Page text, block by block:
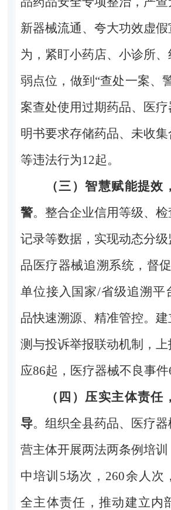
新器械流通、夸大功效虚
为，紧盯小药店、小诊所
弱点位，做到“查处一案、
案查处使用过期药品、医
明书要求存储药品、未收
等违法行为12起。
（三）智慧赋能提效
警。整合企业信用等级、
记录等数据，实现动态分
品医疗器械追溯系统，督促
单位接入国家/省级追溯平
品快速溯源、精准管控。
测与投诉举报联动机制，上
应86起，医疗器械不良事件
（四）压实主体责任
导。组织全县药品、医疗
营主体开展两法两条例培
中培训 5场次， 260余人次
全主体责任，推动建立内